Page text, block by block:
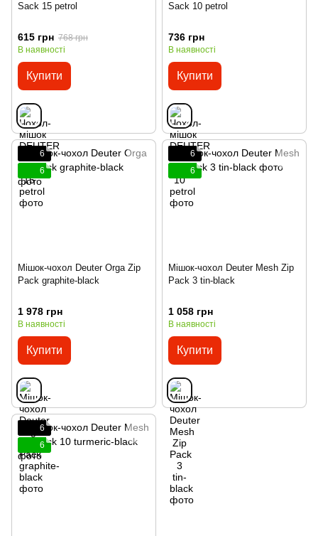
Sack 15 petrol
615 грн 768 грн
В наявності
Купити
Sack 10 petrol
736 грн
В наявності
Купити
6
6
Мішок-чохол Deuter Orga Zip
Pack graphite-black
1 978 грн
В наявності
Купити
6
6
Мішок-чохол Deuter Mesh Zip
Pack 3 tin-black
1 058 грн
В наявності
Купити
6
6